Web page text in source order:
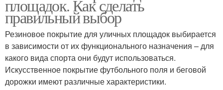
площадок. Как сделать
правильный выбор
Резиновое покрытие для уличных площадок выбирается
в зависимости от их функционального назначения – для
какого вида спорта они будут использоваться.
Искусственное покрытие футбольного поля и беговой
дорожки имеют различные характеристики.